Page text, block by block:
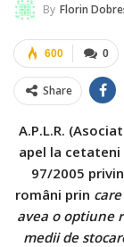
By Florin
0
600
Share
A.P.L.R.
apel la cetateni
97/2005
români prin
avea o optiune
medii de